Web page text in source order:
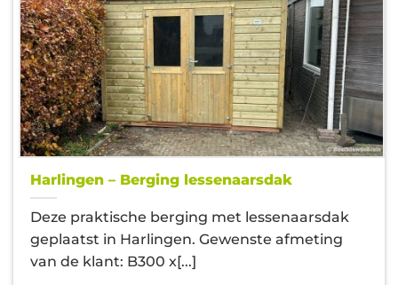
Harlingen – Berging lessenaarsdak
Deze praktische berging met lessenaarsdak
geplaatst in Harlingen. Gewenste afmeting
van de klant: B300 x[...]